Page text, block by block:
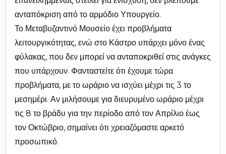
ανταπόκριση από το αρμόδιο Υπουργείο.
Το Μεταβυζαντινό Μουσείο έχει προβλήματα
λειτουργικότητας, ενώ στο Κάστρο υπάρχει μόνο ένας
φύλακας, που δεν μπορεί να ανταποκριθεί στις ανάγκες
που υπάρχουν. Φανταστείτε ότι έχουμε τώρα
προβλήματα, με το ωράριο να ισχύει μέχρι τις 3 το
μεσημέρι. Αν μιλήσουμε για διευρυμένο ωράριο μέχρι
τις 8 το βράδυ για την περίοδο από τον Απρίλιο έως
τον Οκτώβριο, σημαίνει ότι χρειαζόμαστε αρκετό
προσωπικό.